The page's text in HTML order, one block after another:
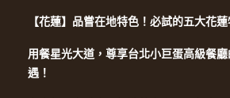
【花蓮】品嘗在地特色！必試的五大花蓮
用餐星光大道，尊享台北小巨蛋高級餐
遇！